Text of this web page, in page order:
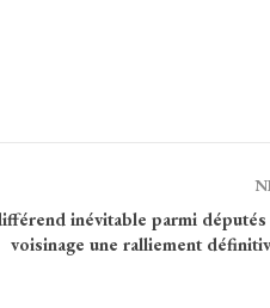
inévitable parmi députés
voisinage une ralliement